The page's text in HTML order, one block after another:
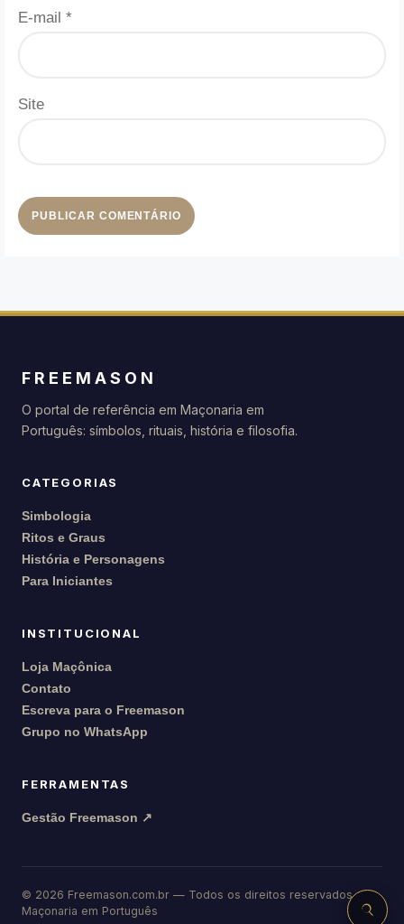
E-mail *
Site
FREEMASON
O portal de referência em Maçonaria em
Português: símbolos, rituais, história e filosofia.
CATEGORIAS
Simbologia
Ritos e Graus
História e Personagens
Para Iniciantes
INSTITUCIONAL
Loja Maçônica
Contato
Escreva para o Freemason
Grupo no WhatsApp
FERRAMENTAS
Gestão Freemason ↗
© 2026 Freemason.com.br — Todos os direitos reservados
Maçonaria em Português